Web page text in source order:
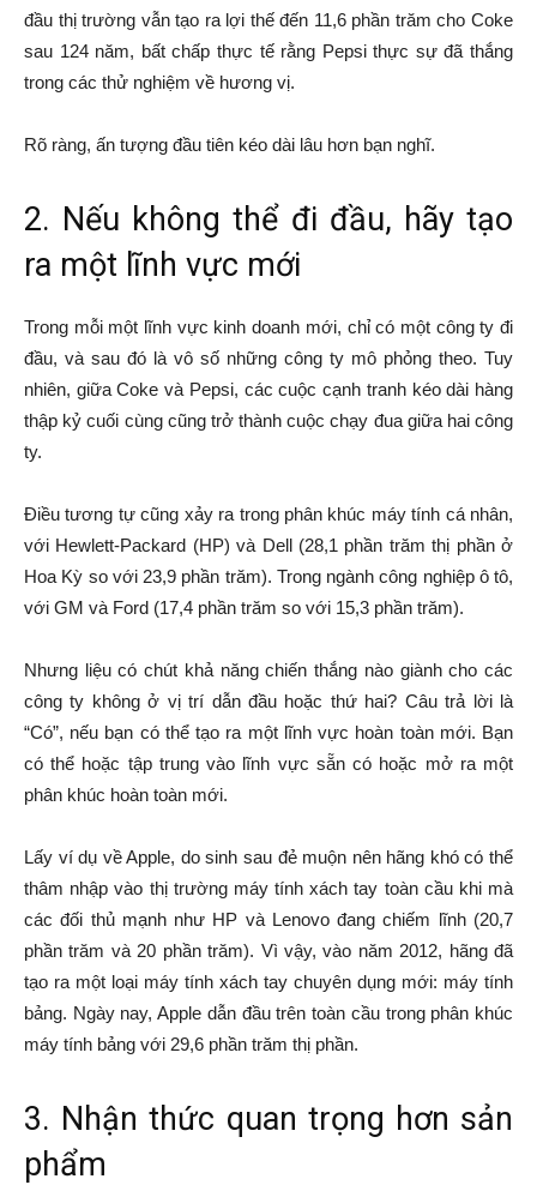
đầu thị trường vẫn tạo ra lợi thế đến 11,6 phần trăm cho Coke
sau 124 năm, bất chấp thực tế rằng Pepsi thực sự đã thắng
trong các thử nghiệm về hương vị.
Rõ ràng, ấn tượng đầu tiên kéo dài lâu hơn bạn nghĩ.
2. Nếu không thể đi đầu, hãy tạo
ra một lĩnh vực mới
Trong mỗi một lĩnh vực kinh doanh mới, chỉ có một công ty đi
đầu, và sau đó là vô số những công ty mô phỏng theo. Tuy
nhiên, giữa Coke và Pepsi, các cuộc cạnh tranh kéo dài hàng
thập kỷ cuối cùng cũng trở thành cuộc chạy đua giữa hai công
ty.
Điều tương tự cũng xảy ra trong phân khúc máy tính cá nhân,
với Hewlett-Packard (HP) và Dell (28,1 phần trăm thị phần ở
Hoa Kỳ so với 23,9 phần trăm). Trong ngành công nghiệp ô tô,
với GM và Ford (17,4 phần trăm so với 15,3 phần trăm).
Nhưng liệu có chút khả năng chiến thắng nào giành cho các
công ty không ở vị trí dẫn đầu hoặc thứ hai? Câu trả lời là
“Có”, nếu bạn có thể tạo ra một lĩnh vực hoàn toàn mới. Bạn
có thể hoặc tập trung vào lĩnh vực sẵn có hoặc mở ra một
phân khúc hoàn toàn mới.
Lấy ví dụ về Apple, do sinh sau đẻ muộn nên hãng khó có thể
thâm nhập vào thị trường máy tính xách tay toàn cầu khi mà
các đối thủ mạnh như HP và Lenovo đang chiếm lĩnh (20,7
phần trăm và 20 phần trăm). Vì vậy, vào năm 2012, hãng đã
tạo ra một loại máy tính xách tay chuyên dụng mới: máy tính
bảng. Ngày nay, Apple dẫn đầu trên toàn cầu trong phân khúc
máy tính bảng với 29,6 phần trăm thị phần.
3. Nhận thức quan trọng hơn sản
phẩm